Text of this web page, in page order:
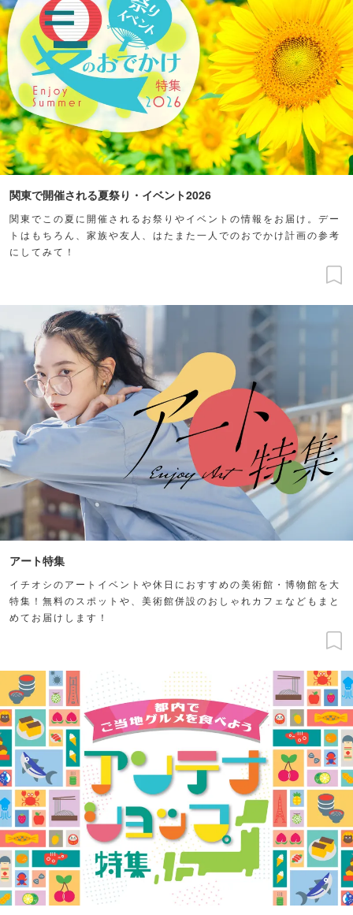
関東で開催される夏祭り・イベント2026
関東でこの夏に開催されるお祭りやイベントの情報をお届け。デー
トはもちろん、家族や友人、はたまた一人でのおでかけ計画の参考
にしてみて！
アート特集
イチオシのアートイベントや休日におすすめの美術館・博物館を大
特集！無料のスポットや、美術館併設のおしゃれカフェなどもまと
めてお届けします！